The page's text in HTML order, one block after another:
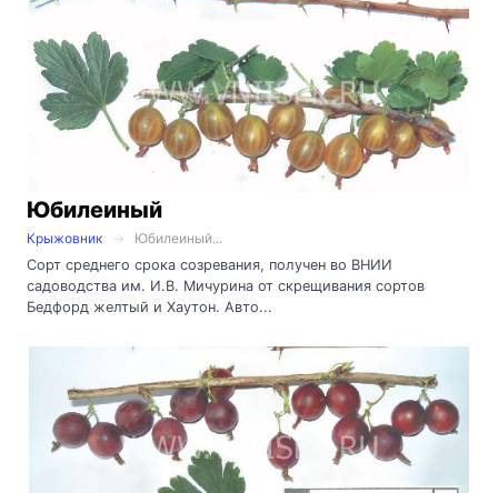
Юбилеиный
Крыжовник
Юбилеиный...
Сорт среднего срока созревания, получен во ВНИИ
садоводства им. И.В. Мичурина от скрещивания сортов
Бедфорд желтый и Хаутон. Авто...